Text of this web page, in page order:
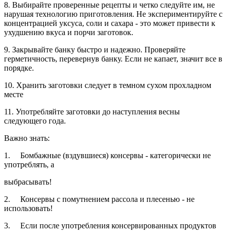
8. Выбирайте проверенные рецепты и четко следуйте им, не
нарушая технологию приготовления. Не экспериментируйте с
концентрацией уксуса, соли и сахара - это может привести к
ухудшению вкуса и порчи заготовок.
9. Закрывайте банку быстро и надежно. Проверяйте
герметичность, перевернув банку. Если не капает, значит все в
порядке.
10. Хранить заготовки следует в темном сухом прохладном
месте
11. Употребляйте заготовки до наступления весны
следующего года.
Важно знать:
1. Бомбажные (вздувшиеся) консервы - категорически не
употреблять, а
выбрасывать!
2. Консервы с помутнением рассола и плесенью - не
использовать!
3. Если после употребления консервированных продуктов